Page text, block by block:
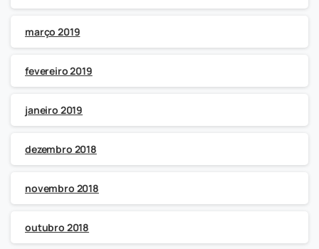
março 2019
fevereiro 2019
janeiro 2019
dezembro 2018
novembro 2018
outubro 2018